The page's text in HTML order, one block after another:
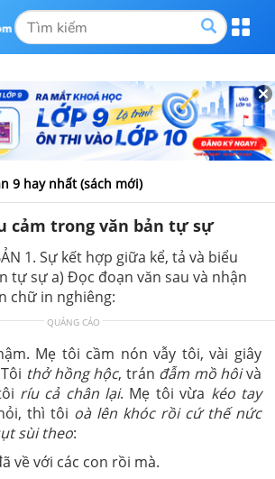
9 hay nhất (sách mới)
cảm trong văn bản tự sự
1. Sự kết hợp giữa kể, tả và biểu
tự sự a) Đọc đoạn văn sau và nhận
chữ in nghiêng:
QUẢNG CÁO
Mẹ tôi cầm nón vẫy tôi, vài giây
thở hồng hộc, trán đẫm mồ hôivà
ríu cả chân lại. Mẹ tôi vừa kéo tay
thì tôi oà lên khóc rồi cứ thế nức
sùi theo:
về với các con rồi mà.